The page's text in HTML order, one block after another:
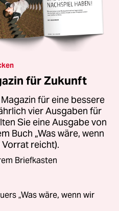
für Zukunft
für eine bessere
vier Ausgaben für
Sie eine Ausgabe von
Buch „Was wäre, wenn
reicht).
Briefkasten
„Was wäre, wenn wir